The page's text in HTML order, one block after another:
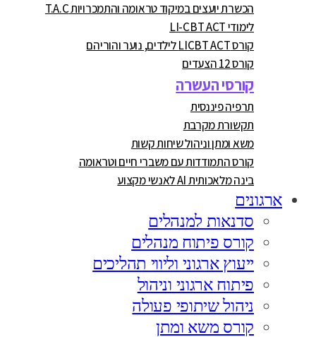
הכשרת יועצים במיקוד טראומה והתמכרויות T.A.C
לימודי LI-CBT ACT
קורס LICBT ACT לילדים, נוער והוריהם
קורס 12 הצעדים
קורסי העשרה
תרפיה פיננסית
תקשורת מקרבת
משא ומתן וניהול שיחות קשות
קורס התמודדות עם משברי חיים וטראומה
בינה מלאכותית AI לאנשי מקצוע
ארגונים
סדנאות למנהלים
קורס פיתוח מנהלים
ייעוץ ארגוני וליווי תהליכים
פיתוח ארגוני וניהול
ניהול שיתופי פעולה
קורס משא ומתן